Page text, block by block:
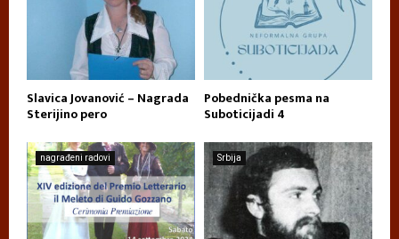
Slavica Jovanović – Nagrada
Sterijino pero
Pobednička pesma na
Suboticijadi 4
nagrađeni radovi Srbija